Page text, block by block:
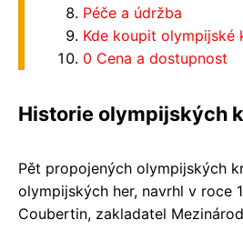
Péče a údržba
Kde koupit olympijské
0 Cena a dostupnost
Historie olympijských
Pět propojených olympijských
olympijských her, navrhl v roce
Coubertin, zakladatel